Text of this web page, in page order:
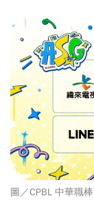
圖／CPBL 中華職棒